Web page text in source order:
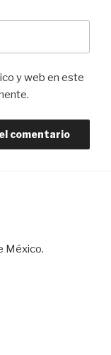
y web en este
México.